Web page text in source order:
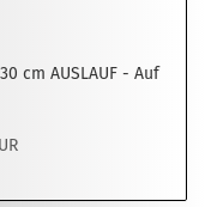
cm AUSLAUF - Auf